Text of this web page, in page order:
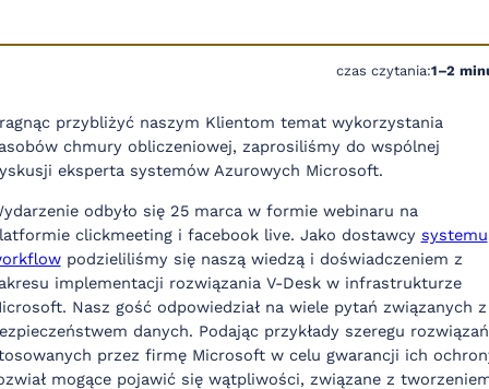
czas czytania:1–2
przybliżyć naszym Klientom temat wykorzystania
chmury obliczeniowej, zaprosiliśmy do wspólnej
eksperta systemów Azurowych Microsoft.
odbyło się 25 marca w formie webinaru na
clickmeeting i facebook live. Jako dostawcy systemu
podzieliliśmy się naszą wiedzą i doświadczeniem z
implementacji rozwiązania V-Desk w infrastrukturze
Nasz gość odpowiedział na wiele pytań związanych z
danych. Podając przykłady szeregu rozwiązań
przez firmę Microsoft w celu gwarancji ich
mogące pojawić się wątpliwości, związane z